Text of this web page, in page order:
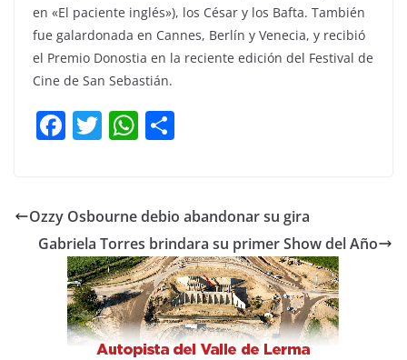
en «El paciente inglés»), los César y los Bafta. También
fue galardonada en Cannes, Berlín y Venecia, y recibió
el Premio Donostia en la reciente edición del Festival de
Cine de San Sebastián.
F
e
b
o
o
k
T
er
W
s
A
p
p
p
ar
tir
Ozzy Osbourne debio abandonar su gira
Gabriela Torres brindara su primer Show del Año